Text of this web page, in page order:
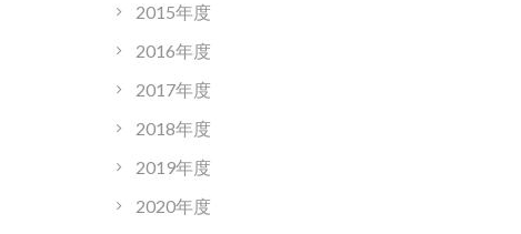
2015年度
2016年度
2017年度
2018年度
2019年度
2020年度